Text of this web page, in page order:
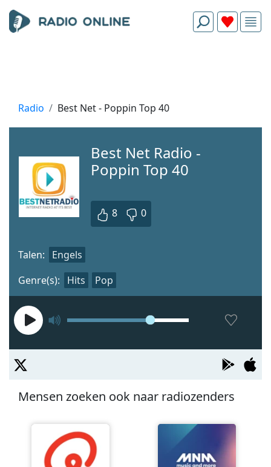
Radio Best Net - Poppin Top 40
Best Net Radio -
Poppin Top 40
8 0
Genre(s): Hits Pop
Talen: Engels
Mensen zoeken ook naar radiozenders